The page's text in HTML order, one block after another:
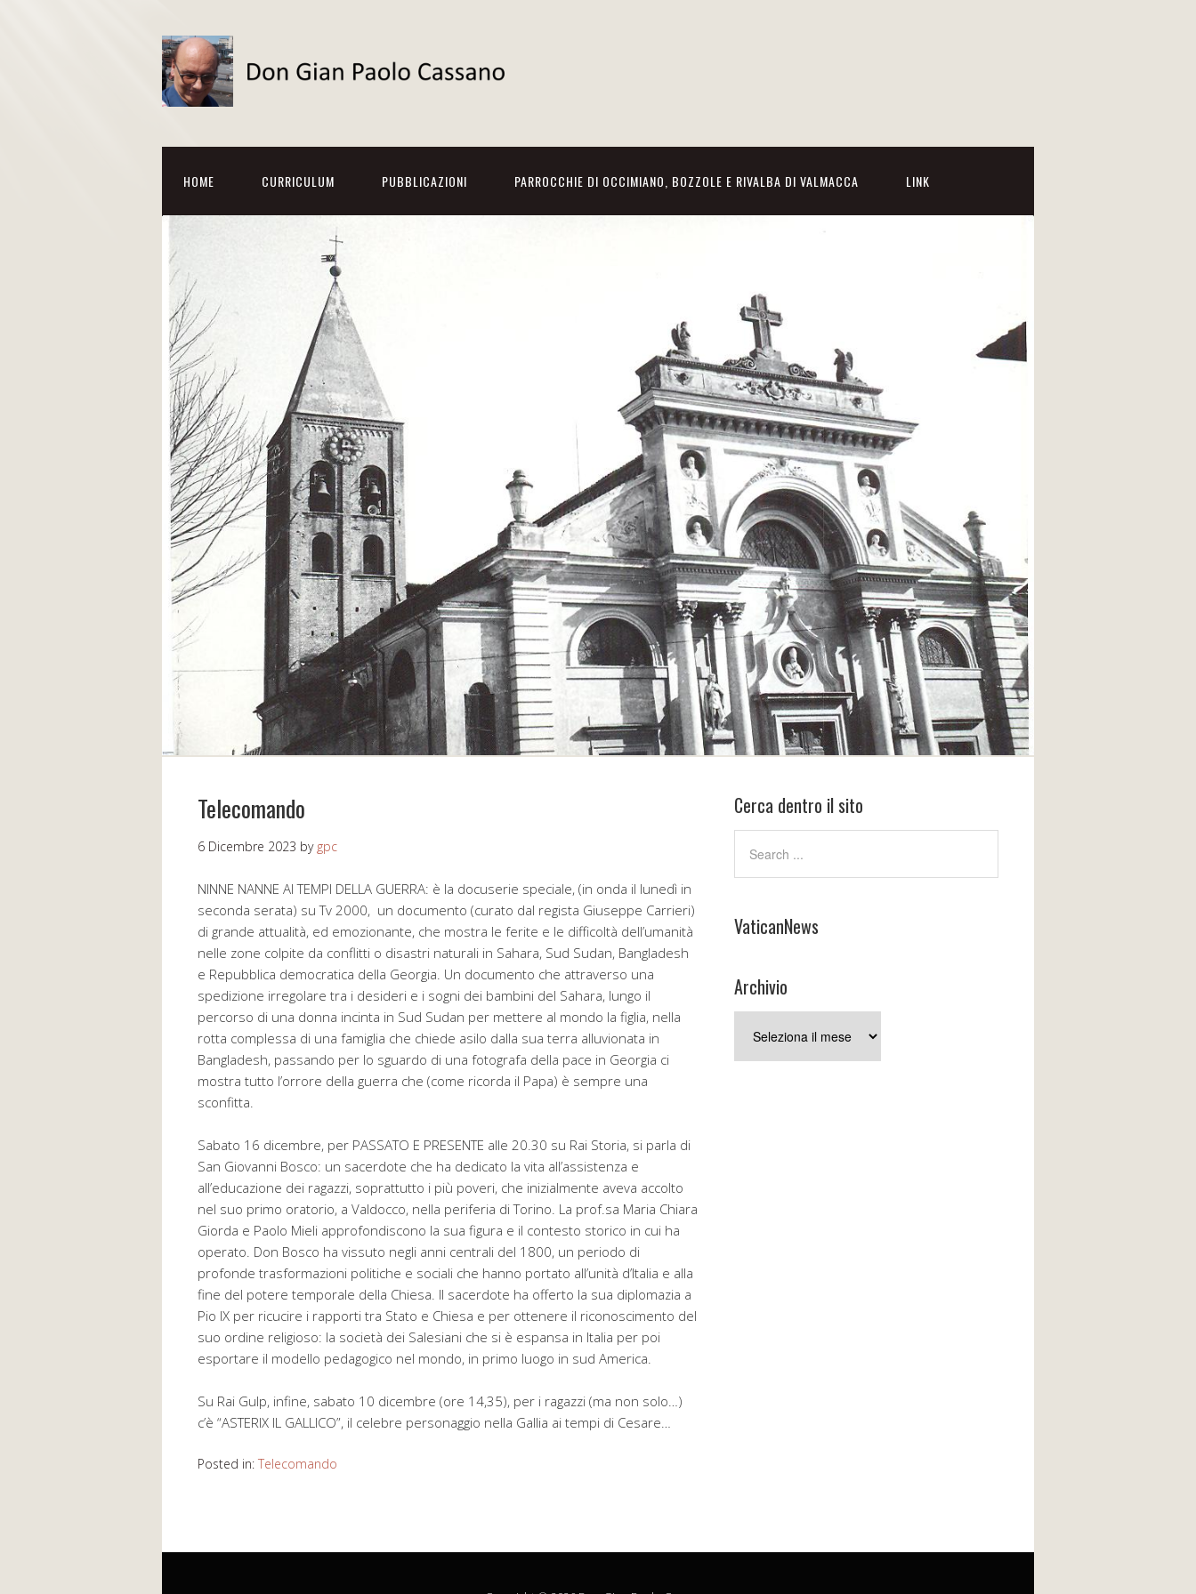
HOME CURRICULUM PUBBLICAZIONI PARROCCHIE DI OCCIMIANO, BOZZOLE E RIVALBA DI VALMACCA LINK
Telecomando
6 Dicembre 2023 by gpc
NINNE NANNE AI TEMPI DELLA GUERRA: è la docuserie speciale, (in onda il lunedì in
seconda serata) su Tv 2000, un documento (curato dal regista Giuseppe Carrieri)
di grande attualità, ed emozionante, che mostra le ferite e le difficoltà dell’umanità
nelle zone colpite da conflitti o disastri naturali in Sahara, Sud Sudan, Bangladesh
e Repubblica democratica della Georgia. Un documento che attraverso una
spedizione irregolare tra i desideri e i sogni dei bambini del Sahara, lungo il
percorso di una donna incinta in Sud Sudan per mettere al mondo la figlia, nella
rotta complessa di una famiglia che chiede asilo dalla sua terra alluvionata in
Bangladesh, passando per lo sguardo di una fotografa della pace in Georgia ci
mostra tutto l’orrore della guerra che (come ricorda il Papa) è sempre una
sconfitta.
Sabato 16 dicembre, per PASSATO E PRESENTE alle 20.30 su Rai Storia, si parla di
San Giovanni Bosco: un sacerdote che ha dedicato la vita all’assistenza e
all’educazione dei ragazzi, soprattutto i più poveri, che inizialmente aveva accolto
nel suo primo oratorio, a Valdocco, nella periferia di Torino. La prof.sa Maria Chiara
Giorda e Paolo Mieli approfondiscono la sua figura e il contesto storico in cui ha
operato. Don Bosco ha vissuto negli anni centrali del 1800, un periodo di
profonde trasformazioni politiche e sociali che hanno portato all’unità d’Italia e alla
fine del potere temporale della Chiesa. Il sacerdote ha offerto la sua diplomazia a
Pio IX per ricucire i rapporti tra Stato e Chiesa e per ottenere il riconoscimento del
suo ordine religioso: la società dei Salesiani che si è espansa in Italia per poi
esportare il modello pedagogico nel mondo, in primo luogo in sud America.
Su Rai Gulp, infine, sabato 10 dicembre (ore 14,35), per i ragazzi (ma non solo…)
c’è “ASTERIX IL GALLICO”, il celebre personaggio nella Gallia ai tempi di Cesare…
Posted in: Telecomando
Cerca dentro il sito
VaticanNews
Archivio